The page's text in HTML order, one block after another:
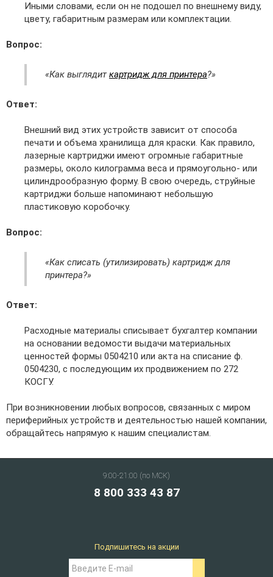
Иными словами, если он не подошел по внешнему виду,
цвету, габаритным размерам или комплектации.
Вопрос:
«Как выглядиткартридж для принтера?»
Ответ:
Внешний вид этих устройств зависит от способа
печати и объема хранилища для краски. Как правило,
лазерные картриджи имеют огромные габаритные
размеры, около килограмма веса и прямоугольно- или
цилиндрообразную форму. В свою очередь, струйные
картриджи больше напоминают небольшую
пластиковую коробочку.
Вопрос:
«Как списать (утилизировать) картридж для
принтера?»
Ответ:
Расходные материалы списывает бухгалтер компании
на основании ведомости выдачи материальных
ценностей формы 0504210 или акта на списание ф.
0504230, с последующим их продвижением по 272
КОСГУ.
При возникновении любых вопросов, связанных с миром
периферийных устройств и деятельностью нашей компании,
обращайтесь напрямую к нашим специалистам.
9:00-21:00 (по МСК)
8 800 333 43 87
Подпишитесь на акции